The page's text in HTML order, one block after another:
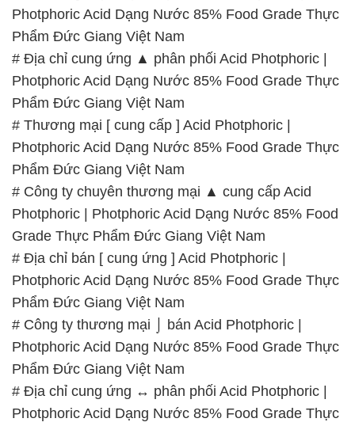
Photphoric Acid Dạng Nước 85% Food Grade Thực
Phẩm Đức Giang Việt Nam
# Địa chỉ cung ứng ▲ phân phối Acid Photphoric |
Photphoric Acid Dạng Nước 85% Food Grade Thực
Phẩm Đức Giang Việt Nam
# Thương mại [ cung cấp ] Acid Photphoric |
Photphoric Acid Dạng Nước 85% Food Grade Thực
Phẩm Đức Giang Việt Nam
# Công ty chuyên thương mại ▲ cung cấp Acid
Photphoric | Photphoric Acid Dạng Nước 85% Food
Grade Thực Phẩm Đức Giang Việt Nam
# Địa chỉ bán [ cung ứng ] Acid Photphoric |
Photphoric Acid Dạng Nước 85% Food Grade Thực
Phẩm Đức Giang Việt Nam
# Công ty thương mại ⌡ bán Acid Photphoric |
Photphoric Acid Dạng Nước 85% Food Grade Thực
Phẩm Đức Giang Việt Nam
# Địa chỉ cung ứng ↔ phân phối Acid Photphoric |
Photphoric Acid Dạng Nước 85% Food Grade Thực